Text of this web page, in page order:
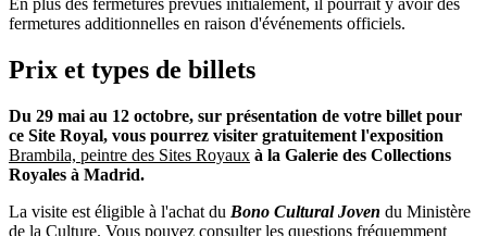
En plus des fermetures prévues initialement, il pourrait y avoir des
fermetures additionnelles en raison d'événements officiels.
Prix et types de billets
Du 29 mai au 12 octobre, sur présentation de votre billet pour
ce Site Royal, vous pourrez visiter gratuitement l'exposition
Brambila, peintre des Sites Royaux à la Galerie des Collections
Royales à Madrid.
La visite est éligible à l'achat du Bono Cultural Joven du Ministère
de la Culture. Vous pouvez consulter les questions fréquemment